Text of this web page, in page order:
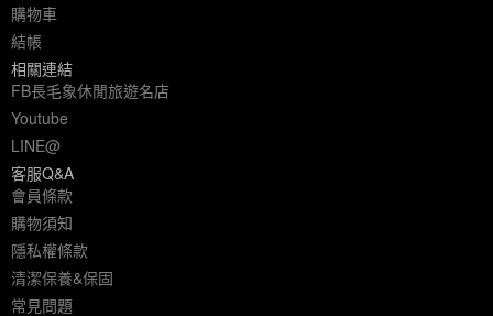
購物車
結帳
相關連結
FB長毛象休閒旅遊名店
Youtube
LINE@
客服Q&A
會員條款
購物須知
隱私權條款
清潔保養&保固
常見問題